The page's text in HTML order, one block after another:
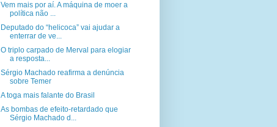
Vem mais por aí. A máquina de moer a
política não ...
Deputado do “helicoca” vai ajudar a
enterrar de ve...
O triplo carpado de Merval para elogiar
a resposta...
Sérgio Machado reafirma a denúncia
sobre Temer
A toga mais falante do Brasil
As bombas de efeito-retardado que
Sérgio Machado d...